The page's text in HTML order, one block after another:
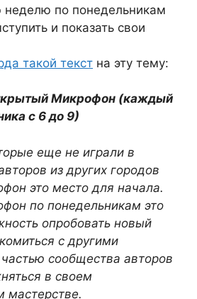
по понедельникам
и показать свои
такой текст на эту тему:
Микрофон (каждый
с 6 до 9)
еще не играли в
из других городов
это место для начала.
по понедельникам это
опробовать новый
с другими
сообщества авторов
в своем
мастерстве.